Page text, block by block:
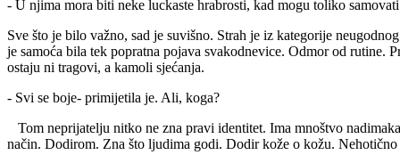
- U njima mora biti neke luckaste hrabrosti, kad mogu toliko
Sve što je bilo važno, sad je suvišno. Strah je iz kategorije
je samoća bila tek popratna pojava svakodnevice. Odmor od rutine.
ostaju ni tragovi, a kamoli sjećanja.
- Svi se boje- primijetila je. Ali, koga?
Tom neprijatelju nitko ne zna pravi identitet. Ima mnoštvo
način. Dodirom. Zna što ljudima godi. Dodir kože o kožu.